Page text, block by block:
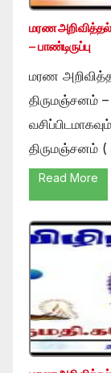
மரண அறிவித்தல்
– பாண்டிருப்பு
மரண
திருமஞ்சனம் –
திருமஞ்சனம்
Read More